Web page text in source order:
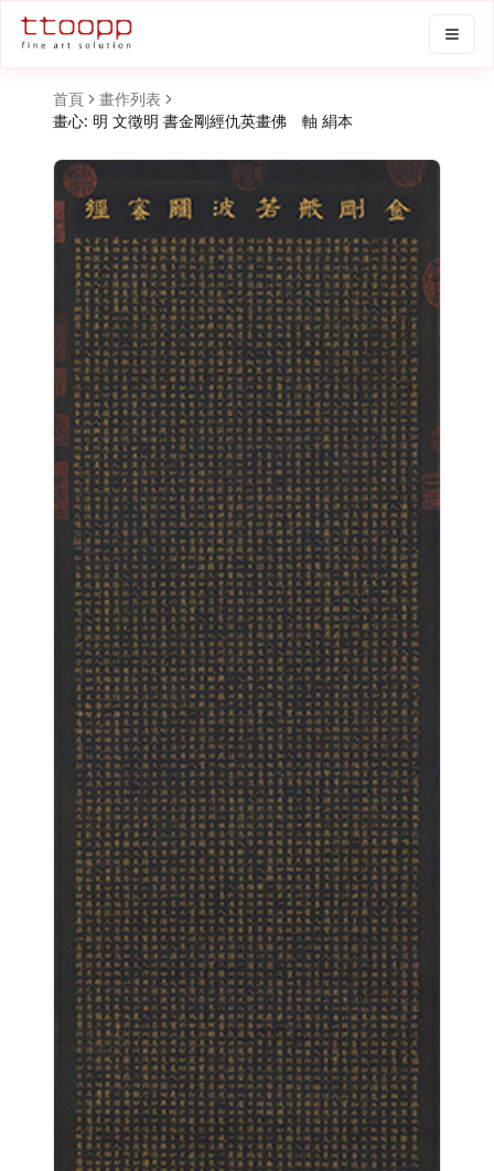
首頁
畫作列表
畫心: 明 文徵明 書金剛經仇英畫佛 軸 絹本